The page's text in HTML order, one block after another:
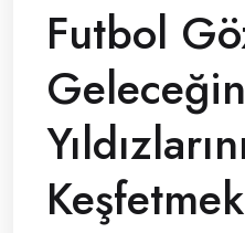
Futbol
Geleceğin
Keşfetmek